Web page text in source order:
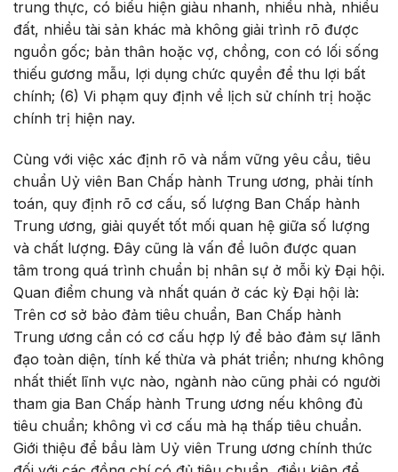
trung thực, có biểu hiện giàu nhanh, nhiều nhà, nhiều
đất, nhiều tài sản khác mà không giải trình rõ được
nguồn gốc; bản thân hoặc vợ, chồng, con có lối sống
thiếu gương mẫu, lợi dụng chức quyền để thu lợi bất
chính; (6) Vi phạm quy định về lịch sử chính trị hoặc
chính trị hiện nay.
Cùng với việc xác định rõ và nắm vững yêu cầu, tiêu
chuẩn Uỷ viên Ban Chấp hành Trung ương, phải tính
toán, quy định rõ cơ cấu, số lượng Ban Chấp hành
Trung ương, giải quyết tốt mối quan hệ giữa số lượng
và chất lượng. Đây cũng là vấn đề luôn được quan
tâm trong quá trình chuẩn bị nhân sự ở mỗi kỳ Đại hội.
Quan điểm chung và nhất quán ở các kỳ Đại hội là:
Trên cơ sở bảo đảm tiêu chuẩn, Ban Chấp hành
Trung ương cần có cơ cấu hợp lý để bảo đảm sự lãnh
đạo toàn diện, tính kế thừa và phát triển; nhưng không
nhất thiết lĩnh vực nào, ngành nào cũng phải có người
tham gia Ban Chấp hành Trung ương nếu không đủ
tiêu chuẩn; không vì cơ cấu mà hạ thấp tiêu chuẩn.
Giới thiệu để bầu làm Uỷ viên Trung ương chính thức